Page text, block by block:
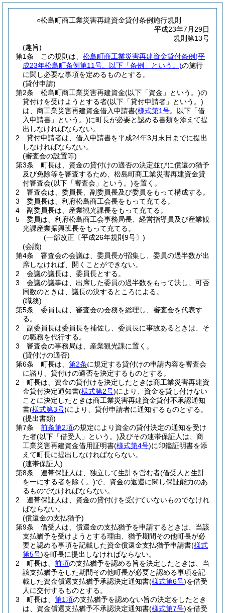
○松島町商工業災害再建資金貸付条例施行規則
平成23年7月29日
規則第13号
(趣旨)
第1条
この規則は、 松島町商工業災害再建資金貸付条例(平
成23年松島町条例第11号。以下「条例」という。)の施行
に関し必要な事項を定めるものとする。
(貸付申請)
第2条
松島町商工業災害再建資金(以下「資金」という。)の
貸付けを受けようとする者(以下「貸付申請者」という。)
は、商工業災害再建資金借入申請書(様式第1号。以下「借
入申請書」という。)に町長が必要と認める書類を添えて提
出しなければならない。
2
貸付申請者は、借入申請書を平成24年3月末日までに提出
しなければならない。
(審査会の設置等)
第3条
町長は、資金の貸付けの適否の決定並びに償還の猶予
及び免除等を審査するため、松島町商工業災害再建資金貸
付審査会(以下「審査会」という。)を置く。
2
審査会は、委員長、副委員長及び委員をもって構成する。
3
委員長は、利府松島商工会長をもって充てる。
4
副委員長は、産業観光課長をもって充てる。
5
委員は、利府松島商工会事務局長、経営指導員及び産業観
光課産業振興班長をもって充てる。
(一部改正〔平成26年規則9号〕)
(会議)
第4条
審査会の会議は、委員長が招集し、委員の過半数が出
席しなければ、開くことができない。
2
会議の議長は、委員長とする。
3
会議の議事は、出席した委員の過半数をもって決し、可否
同数のときは、議長の決するところによる。
(職務)
第5条
委員長は、審査会の会務を総理し、審査会を代表す
る。
2
副委員長は委員長を補佐し、委員長に事故あるときは、そ
の職務を代行する。
3
審査会の事務局は、産業観光課に置く。
(貸付けの適否)
第6条
町長は、 第2条に規定する貸付けの申請内容を審査会
に諮り、貸付けの適否を決定するものとする。
2
町長は、資金の貸付けを決定したときは商工業災害再建資
金貸付決定通知書(様式第2号)により、資金を貸し付けない
ことに決定したときは商工業災害再建資金貸付不承認通知
書(様式第3号)により、貸付申請者に通知するものとする。
(提出書類)
第7条
前条第2項の規定により資金の貸付決定の通知を受け
た者(以下「借受人」という。)及びその連帯保証人は、商
工業災害再建資金借用証明書(様式第4号)に印鑑証明書を添
えて町長に提出しなければならない。
(連帯保証人)
第8条
連帯保証人は、独立して生計を営む者(借受人と生計
を一にする者を除く。)で、資金の返還に関し保証能力のあ
るものでなければならない。
2
連帯保証人は、資金の貸付けを受けていないものでなけれ
ばならない。
(償還金の支払猶予)
第9条
借受人は、償還金の支払猶予を申請するときは、当該
支払猶予を受けようとする理由、猶予期間その他町長が必
要と認める事項を記載した資金償還金支払猶予申請書(様式
第5号)を町長に提出しなければならない。
2
町長は、 前項の支払猶予を認める旨を決定したときは、当
該支払猶予をした期間その他町長が必要と認める事項を記
載した資金償還支払猶予承認決定通知書(様式第6号)を借受
人に交付するものとする。
3
町長は、 第1項の支払猶予を認めない旨の決定をしたとき
は、資金償還支払猶予不承認決定通知書(様式第7号)を借受